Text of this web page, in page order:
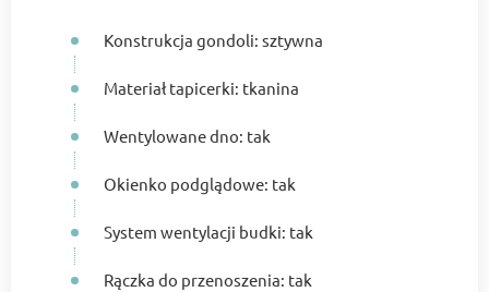
Konstrukcja gondoli: sztywna
Materiał tapicerki: tkanina
Wentylowane dno: tak
Okienko podglądowe: tak
System wentylacji budki: tak
Rączka do przenoszenia: tak